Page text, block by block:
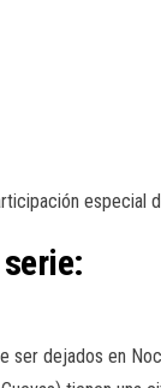
especial
ser dejados en